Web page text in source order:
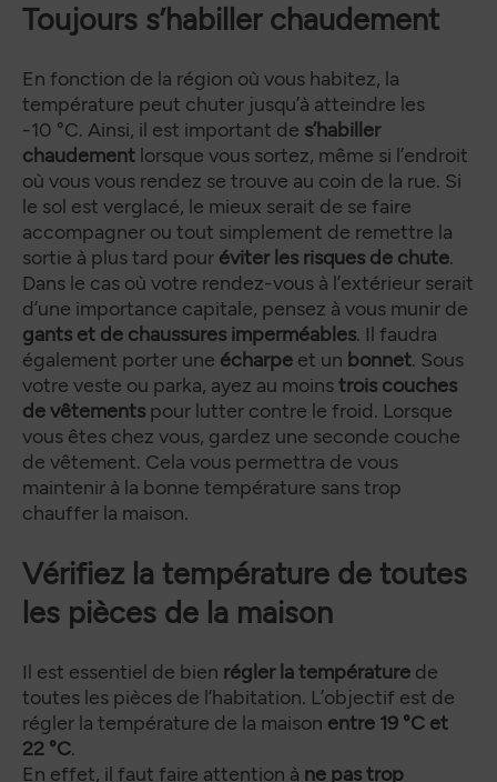
Toujours s’habiller chaudement
En fonction de la région où vous habitez, la
température peut chuter jusqu’à atteindre les
-10 °C. Ainsi, il est important de s’habiller
chaudement lorsque vous sortez, même si l’endroit
où vous vous rendez se trouve au coin de la rue. Si
le sol est verglacé, le mieux serait de se faire
accompagner ou tout simplement de remettre la
sortie à plus tard pour éviter les risques de chute.
Dans le cas où votre rendez-vous à l’extérieur serait
d’une importance capitale, pensez à vous munir de
gants et de chaussures imperméables. Il faudra
également porter une écharpe et un bonnet. Sous
votre veste ou parka, ayez au moinstrois couches
de vêtements pour lutter contre le froid. Lorsque
vous êtes chez vous, gardez une seconde couche
de vêtement. Cela vous permettra de vous
maintenir à la bonne température sans trop
chauffer la maison.
Vérifiez la température de toutes
les pièces de la maison
Il est essentiel de bien régler la température de
toutes les pièces de l’habitation. L’objectif est de
régler la température de la maison entre 19 °C et
22 °C.
En effet, il faut faire attention à ne pas trop